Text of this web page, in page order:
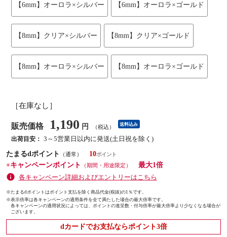
【6mm】オーロラ×シルバー 【6mm】オーロラ×ゴールド
【8mm】クリア×シルバー 【8mm】クリア×ゴールド
【8mm】オーロラ×シルバー 【8mm】オーロラ×ゴールド
［在庫なし］
販売価格 1,190 円 （税込） 送料込み
出荷目安： 3～5営業日以内に発送(土日祝を除く)
たまるdポイント
（通常）
10
+キャンペーンポイント
（期間・用途限定）
最大1倍
各キャンペーン詳細およびエントリーはこちら
※たまるdポイントはポイント支払を除く商品代金(税抜)の1％です。
※表示倍率は各キャンペーンの適用条件を全て満たした場合の最大倍率です。
各キャンペーンの適用状況によっては、ポイントの進呈数・付与倍率が最大倍率より少なくなる場合が
ございます。
dカードでお支払ならポイント3倍